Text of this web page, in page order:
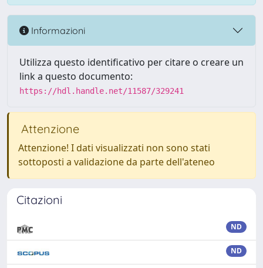
Informazioni
Utilizza questo identificativo per citare o creare un
link a questo documento:
https://hdl.handle.net/11587/329241
Attenzione
Attenzione! I dati visualizzati non sono stati
sottoposti a validazione da parte dell'ateneo
Citazioni
ND
ND